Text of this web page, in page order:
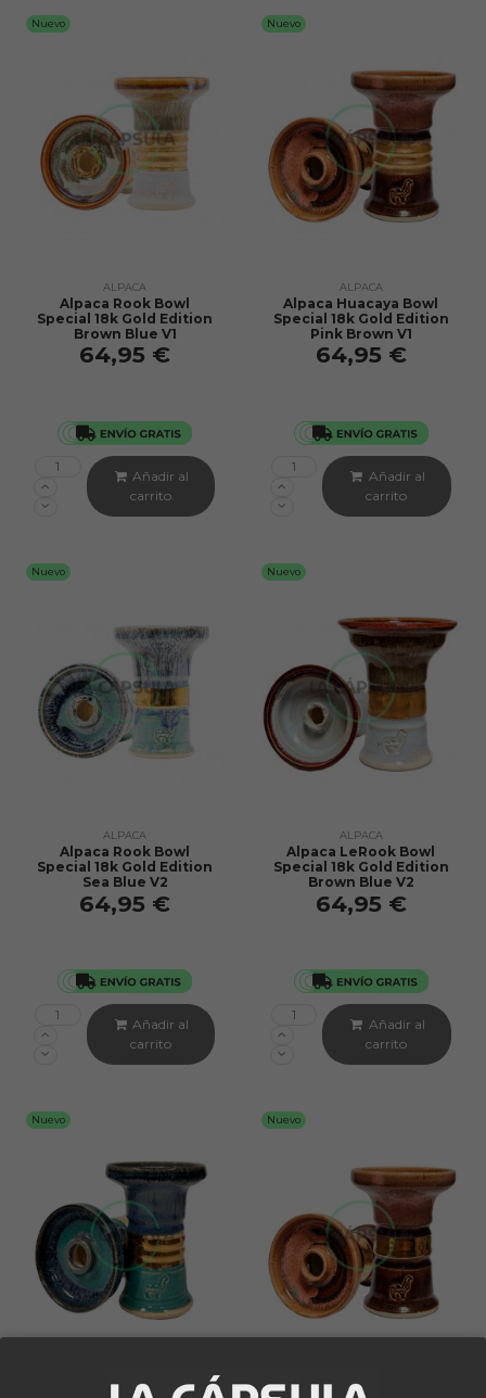
Nuevo
ALPACA
Alpaca Rook Bowl
Special 18k Gold Edition
Brown Blue V1
64,95 €
Añadir al
carrito
Nuevo
ALPACA
Alpaca Huacaya Bowl
Special 18k Gold Edition
Pink Brown V1
64,95 €
Añadir al
carrito
Nuevo
ALPACA
Alpaca Rook Bowl
Special 18k Gold Edition
Sea Blue V2
64,95 €
Añadir al
carrito
Nuevo
ALPACA
Alpaca LeRook Bowl
Special 18k Gold Edition
Brown Blue V2
64,95 €
Añadir al
carrito
Nuevo
ALPACA
Nuevo
ALPACA